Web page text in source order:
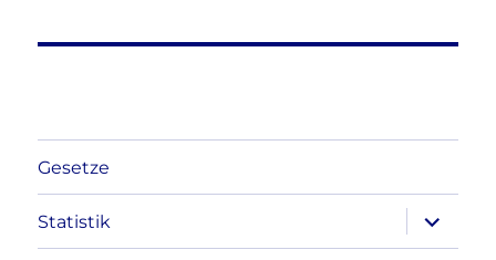
Gesetze
Statistik
anzeigen